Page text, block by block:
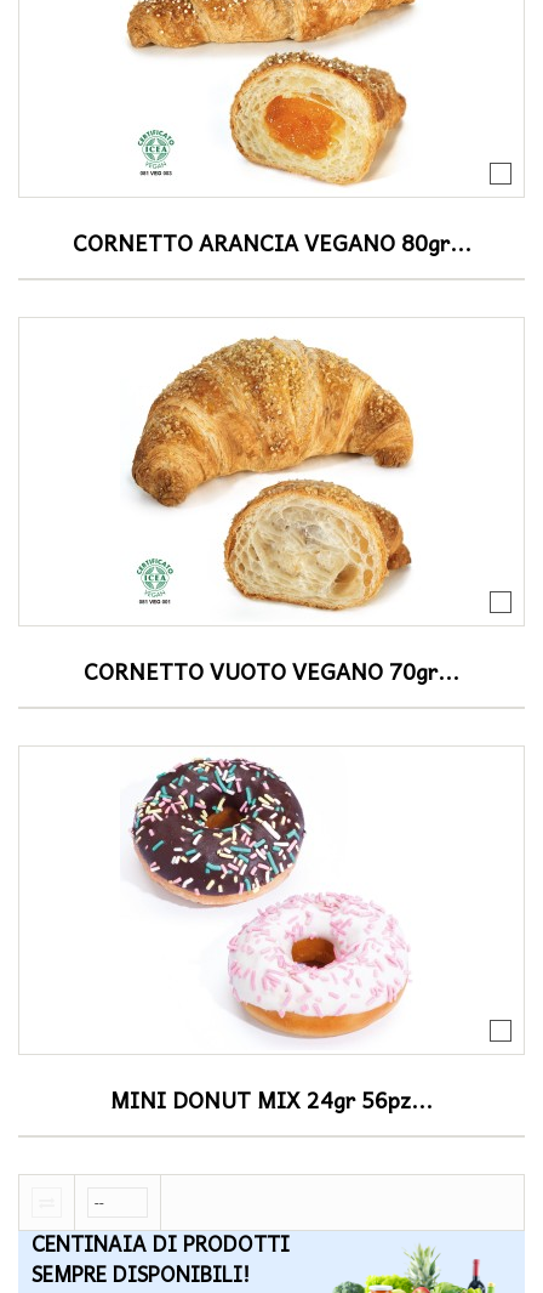
CORNETTO ARANCIA VEGANO 80gr...
CORNETTO VUOTO VEGANO 70gr...
MINI DONUT MIX 24gr 56pz...
CENTINAIA DI PRODOTTI
SEMPRE DISPONIBILI!